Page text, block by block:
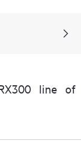
line of